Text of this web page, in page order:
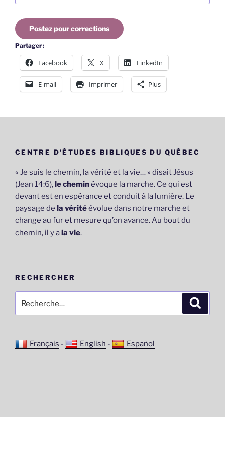
Postez pour corrections
Partager :
Facebook X LinkedIn
E-mail Imprimer Plus
CENTRE D’ÉTUDES BIBLIQUES DU QUÉBEC
« Je suis le chemin, la vérité et la vie… » disait Jésus
(Jean 14:6),le cheminévoque la marche. Ce qui est
devant est en espérance et conduit à la lumière. Le
paysage de la véritéévolue dans notre marche et
change au fur et mesure qu’on avance. Au bout du
chemin, il y ala vie.
RECHERCHER
pour
Français - English - Español